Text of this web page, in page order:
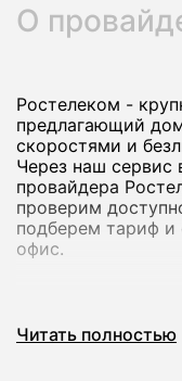
О
Ростелеком -
предлагающий
скоростями и
Через наш
провайдера
проверим
подберем тариф и
офис.
интернет
Читать полностью